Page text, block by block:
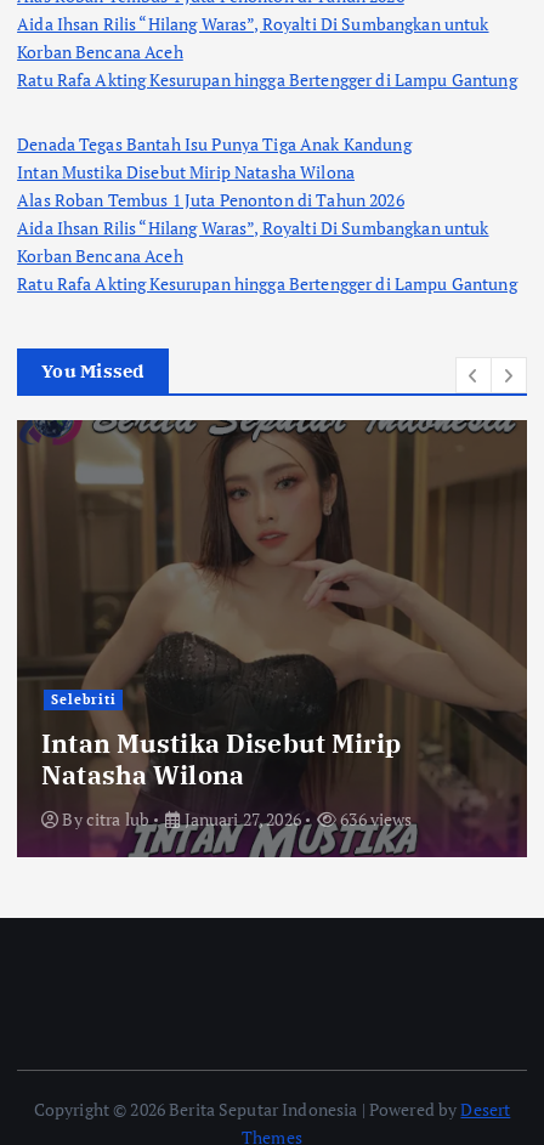
Aida Ihsan Rilis “Hilang Waras”, Royalti Di Sumbangkan untuk
Korban Bencana Aceh
Ratu Rafa Akting Kesurupan hingga Bertengger di Lampu Gantung
Denada Tegas Bantah Isu Punya Tiga Anak Kandung
Intan Mustika Disebut Mirip Natasha Wilona
Alas Roban Tembus 1 Juta Penonton di Tahun 2026
Aida Ihsan Rilis “Hilang Waras”, Royalti Di Sumbangkan untuk
Korban Bencana Aceh
Ratu Rafa Akting Kesurupan hingga Bertengger di Lampu Gantung
You Missed
Selebriti
Intan Mustika Disebut Mirip
Natasha Wilona
Bycitra lub Januari 27, 2026 636 views
Copyright © 2026 Berita Seputar Indonesia | Powered byDesert
Themes